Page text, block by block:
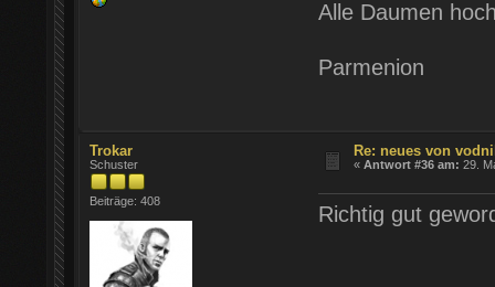
Alle Daumen
Parmenion
Trokar
Schuster
Beiträge: 408
Re: neues von
«Antwort #36 am: 29.
Richtig gut